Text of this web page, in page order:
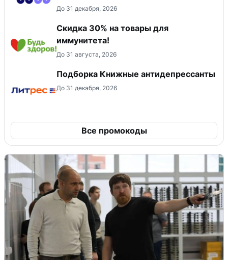
До 31 декабря, 2026
Скидка 30% на товары для
иммунитета!
До 31 августа, 2026
Подборка Книжные антидепрессанты
До 31 декабря, 2026
Все промокоды